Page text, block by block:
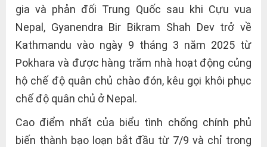
gia và phản đối Trung Quốc sau khi Cựu vua
Nepal, Gyanendra Bir Bikram Shah Dev trở về
Kathmandu vào ngày 9 tháng 3 năm 2025 từ
Pokhara và được hàng trăm nhà hoạt động củng
hộ chế độ quân chủ chào đón, kêu gọi khôi phục
chế độ quân chủ ở Nepal.
Cao điểm nhất của biểu tình chống chính phủ
biến thành bạo loạn bắt đầu từ 7/9 và chỉ trong